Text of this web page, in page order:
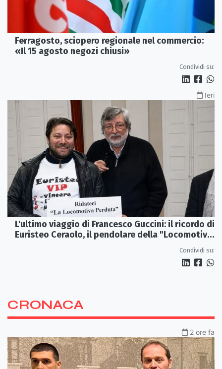
Ferragosto, sciopero regionale nel commercio:
«Il 15 agosto negozi chiusi»
Condividi su:
Ieri
L'ultimo viaggio di Francesco Guccini: il ricordo di
Euristeo Ceraolo, il pendolare della "Locomotiva
Condividi su:
CRONACA
2 ore fa